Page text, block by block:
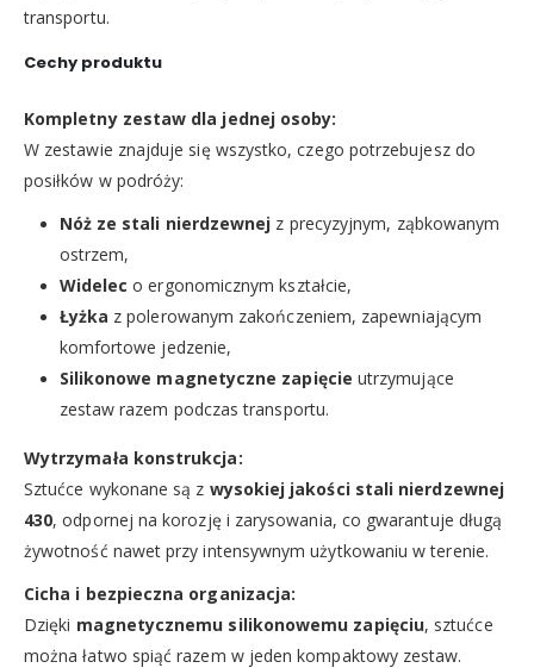
transportu.
Cechy produktu
Kompletny zestaw dla jednej osoby:
W zestawie znajduje się wszystko, czego potrzebujesz do
posiłków w podróży:
Nóż ze stali nierdzewnej z precyzyjnym, ząbkowanym
ostrzem,
Widelec o ergonomicznym kształcie,
Łyżka z polerowanym zakończeniem, zapewniającym
komfortowe jedzenie,
Silikonowe magnetyczne zapięcie utrzymujące
zestaw razem podczas transportu.
Wytrzymała konstrukcja:
Sztućce wykonane są z wysokiej jakości stali nierdzewnej
430, odpornej na korozję i zarysowania, co gwarantuje długą
żywotność nawet przy intensywnym użytkowaniu w terenie.
Cicha i bezpieczna organizacja:
Dzięki magnetycznemu silikonowemu zapięciu, sztućce
można łatwo spiąć razem w jeden kompaktowy zestaw.